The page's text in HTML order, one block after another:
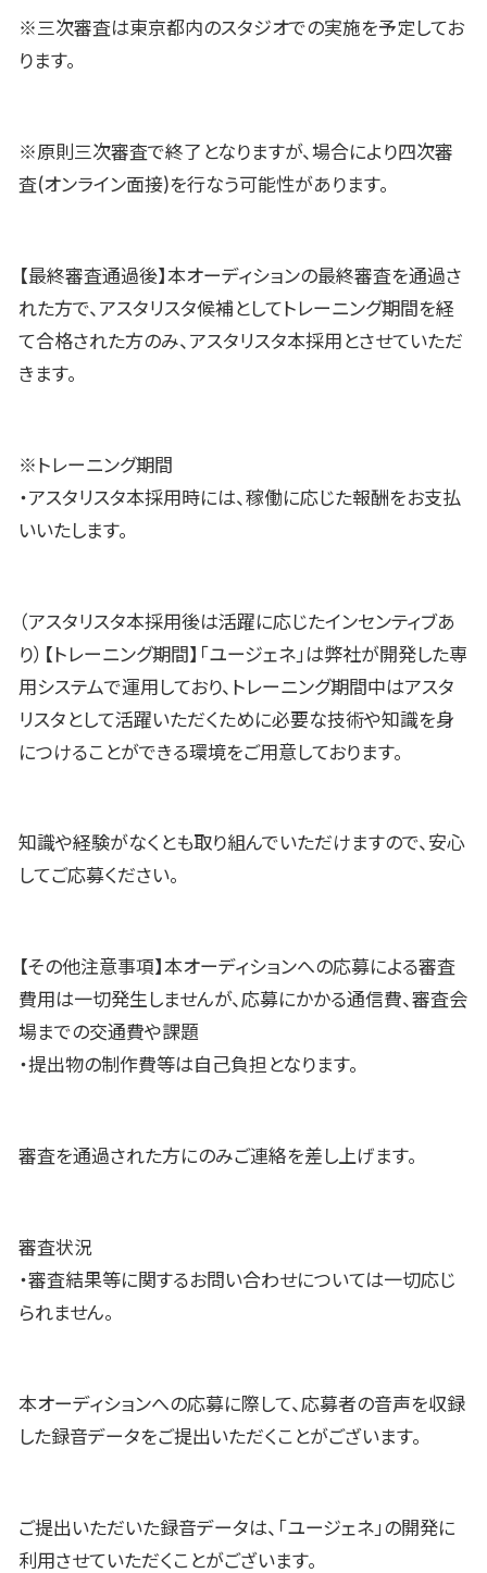
※三次審査は東京都内のスタジオでの実施を予定してお
ります。
※原則三次審査で終了となりますが、場合により四次審
査(オンライン面接)を行なう可能性があります。
【最終審査通過後】本オーディションの最終審査を通過さ
れた方で、アスタリスタ候補としてトレーニング期間を経
て合格された方のみ、アスタリスタ本採用とさせていただ
きます。
※トレーニング期間
・アスタリスタ本採用時には、稼働に応じた報酬をお支払
いいたします。
（アスタリスタ本採用後は活躍に応じたインセンティブあ
り）【トレーニング期間】「ユージェネ」は弊社が開発した専
用システムで運用しており、トレーニング期間中はアスタ
リスタとして活躍いただくために必要な技術や知識を身
につけることができる環境をご用意しております。
知識や経験がなくとも取り組んでいただけますので、安心
してご応募ください。
【その他注意事項】本オーディションへの応募による審査
費用は一切発生しませんが、応募にかかる通信費、審査会
場までの交通費や課題
・提出物の制作費等は自己負担となります。
審査を通過された方にのみご連絡を差し上げます。
審査状況
・審査結果等に関するお問い合わせについては一切応じ
られません。
本オーディションへの応募に際して、応募者の音声を収録
した録音データをご提出いただくことがございます。
ご提出いただいた録音データは、「ユージェネ」の開発に
利用させていただくことがございます。